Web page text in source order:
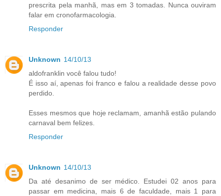
prescrita pela manhã, mas em 3 tomadas. Nunca ouviram
falar em cronofarmacologia.
Responder
Unknown 14/10/13
aldofranklin você falou tudo!
É isso aí, apenas foi franco e falou a realidade desse povo
perdido.
Esses mesmos que hoje reclamam, amanhã estão pulando
carnaval bem felizes.
Responder
Unknown 14/10/13
Da até desanimo de ser médico. Estudei 02 anos para
passar em medicina, mais 6 de faculdade, mais 1 para